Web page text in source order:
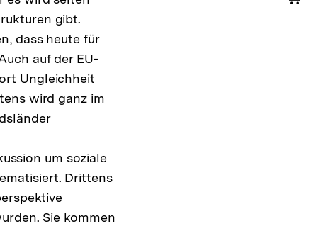
gibt.
dass heute für
auf der EU-
Ungleichheit
wird ganz im
um soziale
Drittens
Sie kommen